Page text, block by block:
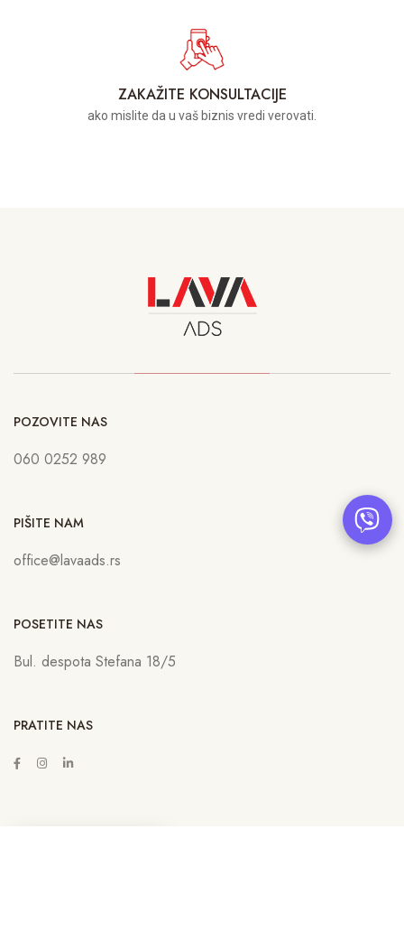
ZAKAŽITE KONSULTACIJE
ako mislite da u vaš biznis vredi verovati.
POZOVITE NAS
060 0252 989
PIŠITE NAM
office@lavaads.rs
POSETITE NAS
Bul. despota Stefana 18/5
PRATITE NAS